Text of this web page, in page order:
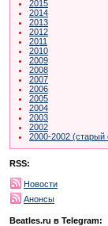
2015
2014
2013
2012
2011
2010
2009
2008
2007
2006
2005
2004
2003
2002
2000-2002 (старый
RSS:
Новости
Анонсы
Beatles.ru в Telegram: